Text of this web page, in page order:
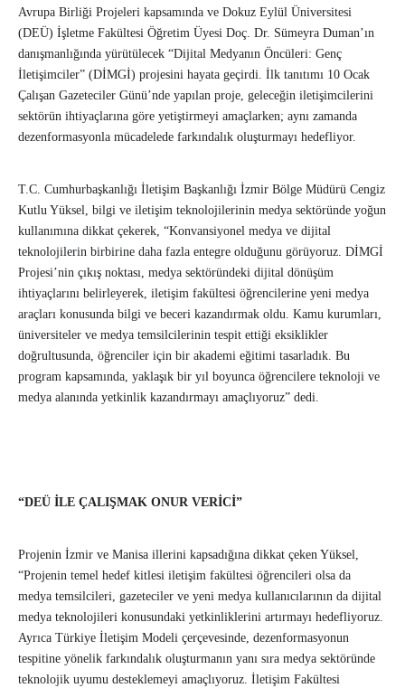
Avrupa Birliği Projeleri kapsamında ve Dokuz Eylül Üniversitesi
(DEÜ) İşletme Fakültesi Öğretim Üyesi Doç. Dr. Sümeyra Duman’ın
danışmanlığında yürütülecek “Dijital Medyanın Öncüleri: Genç
İletişimciler” (DİMGİ) projesini hayata geçirdi. İlk tanıtımı 10 Ocak
Çalışan Gazeteciler Günü’nde yapılan proje, geleceğin iletişimcilerini
sektörün ihtiyaçlarına göre yetiştirmeyi amaçlarken; aynı zamanda
dezenformasyonla mücadelede farkındalık oluşturmayı hedefliyor.
T.C. Cumhurbaşkanlığı İletişim Başkanlığı İzmir Bölge Müdürü Cengiz
Kutlu Yüksel, bilgi ve iletişim teknolojilerinin medya sektöründe yoğun
kullanımına dikkat çekerek, “Konvansiyonel medya ve dijital
teknolojilerin birbirine daha fazla entegre olduğunu görüyoruz. DİMGİ
Projesi’nin çıkış noktası, medya sektöründeki dijital dönüşüm
ihtiyaçlarını belirleyerek, iletişim fakültesi öğrencilerine yeni medya
araçları konusunda bilgi ve beceri kazandırmak oldu. Kamu kurumları,
üniversiteler ve medya temsilcilerinin tespit ettiği eksiklikler
doğrultusunda, öğrenciler için bir akademi eğitimi tasarladık. Bu
program kapsamında, yaklaşık bir yıl boyunca öğrencilere teknoloji ve
medya alanında yetkinlik kazandırmayı amaçlıyoruz” dedi.
“DEÜ İLE ÇALIŞMAK ONUR VERİCİ”
Projenin İzmir ve Manisa illerini kapsadığına dikkat çeken Yüksel,
“Projenin temel hedef kitlesi iletişim fakültesi öğrencileri olsa da
medya temsilcileri, gazeteciler ve yeni medya kullanıcılarının da dijital
medya teknolojileri konusundaki yetkinliklerini artırmayı hedefliyoruz.
Ayrıca Türkiye İletişim Modeli çerçevesinde, dezenformasyonun
tespitine yönelik farkındalık oluşturmanın yanı sıra medya sektöründe
teknolojik uyumu desteklemeyi amaçlıyoruz. İletişim Fakültesi